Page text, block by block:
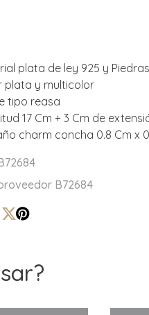
plata de ley 925 y
plata y multicolor
tipo reasa
17 Cm + 3 Cm de
charm concha 0.8 Cm x
B72684